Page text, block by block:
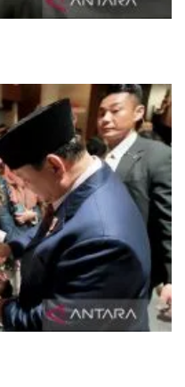
hangat anak diaspora
RI di Jepang bawa